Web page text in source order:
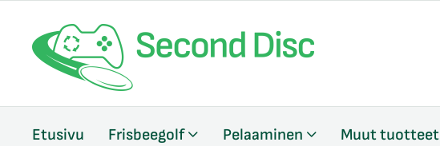
Etusivu Frisbeegolf Pelaaminen Muut tuotteet
sulje